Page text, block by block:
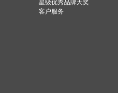
星级优秀品牌大奖
客户服务